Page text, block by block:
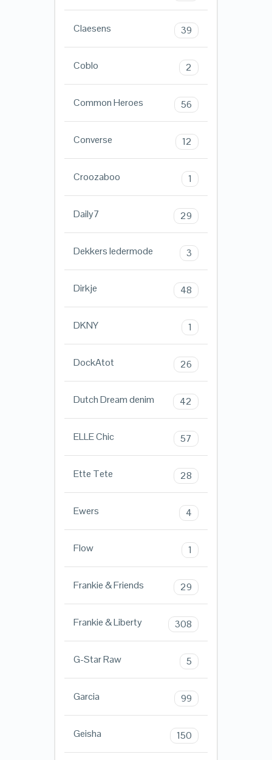
Claesens 39
Coblo 2
Common Heroes 56
Converse 12
Croozaboo 1
Daily7 29
Dekkers ledermode 3
Dirkje 48
DKNY 1
DockAtot 26
Dutch Dream denim 42
ELLE Chic 57
Ette Tete 28
Ewers 4
Flow 1
Frankie & Friends 29
Frankie & Liberty 308
G-Star Raw 5
Garcia 99
Geisha 150